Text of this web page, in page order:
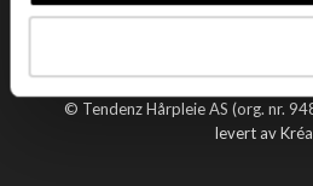
Om oss
Handle hos oss
© Tendenz Hårpleie AS (org. nr.
levert av